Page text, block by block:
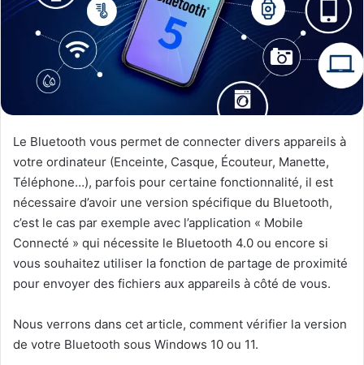
Le Bluetooth vous permet de connecter divers appareils à
votre ordinateur (Enceinte, Casque, Écouteur, Manette,
Téléphone…), parfois pour certaine fonctionnalité, il est
nécessaire d’avoir une version spécifique du Bluetooth,
c’est le cas par exemple avec l’application « Mobile
Connecté » qui nécessite le Bluetooth 4.0 ou encore si
vous souhaitez utiliser la fonction de partage de proximité
pour envoyer des fichiers aux appareils à côté de vous.
Nous verrons dans cet article, comment vérifier la version
de votre Bluetooth sous Windows 10 ou 11.